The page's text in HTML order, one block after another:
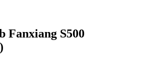
Fanxiang S500